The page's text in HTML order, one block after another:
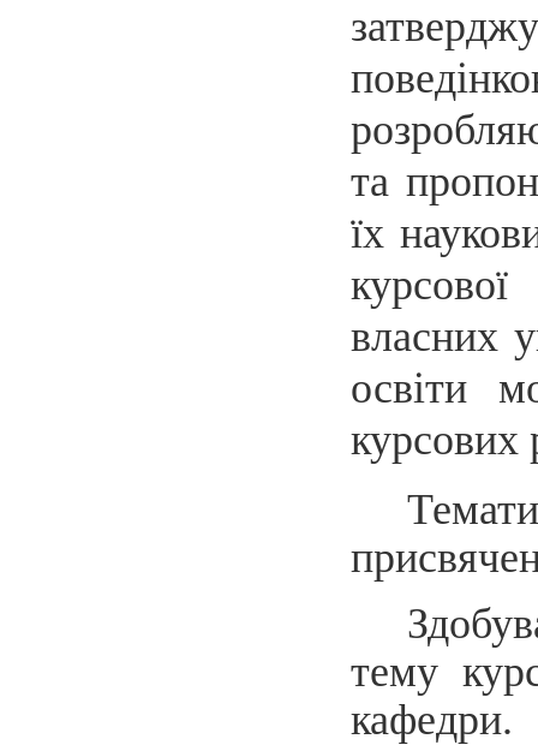
та
їх
власних
освіти
курсових
тему
кафедри.